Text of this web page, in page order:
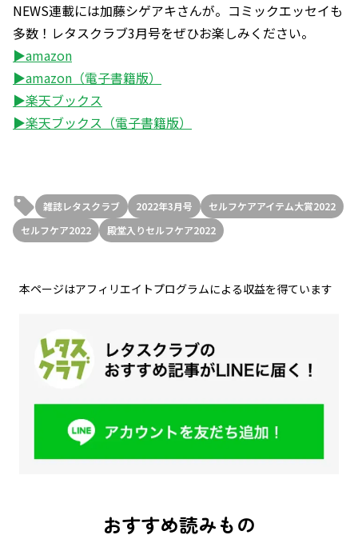
NEWS連載には加藤シゲアキさんが。コミックエッセイも
多数！レタスクラブ3月号をぜひお楽しみください。
▶amazon
▶amazon（電子書籍版）
▶楽天ブックス
▶楽天ブックス（電子書籍版）
雑誌レタスクラブ 2022年3月号
セルフケアアイテム大賞2022
セルフケア2022
殿堂入りセルフケア2022
本ページはアフィリエイトプログラムによる収益を得ています
おすすめ読みもの